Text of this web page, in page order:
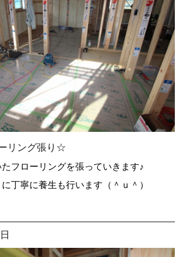
リング張り☆
フローリングを張っていきます♪
丁寧に養生も行います（＾ｕ＾）